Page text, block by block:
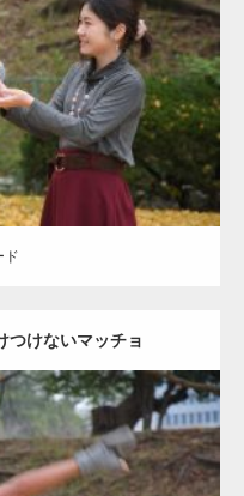
細マッチョ) 上腕三頭筋
ド
つけないマッチョ